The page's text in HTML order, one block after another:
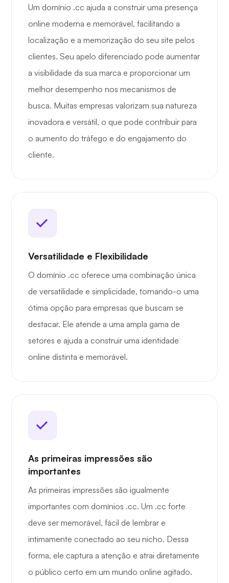
Um domínio .cc ajuda a construir uma presença
online moderna e memorável, facilitando a
localização e a memorização do seu site pelos
clientes. Seu apelo diferenciado pode aumentar
a visibilidade da sua marca e proporcionar um
melhor desempenho nos mecanismos de
busca. Muitas empresas valorizam sua natureza
inovadora e versátil, o que pode contribuir para
o aumento do tráfego e do engajamento do
cliente.
Versatilidade e Flexibilidade
O domínio .cc oferece uma combinação única
de versatilidade e simplicidade, tornando-o uma
ótima opção para empresas que buscam se
destacar. Ele atende a uma ampla gama de
setores e ajuda a construir uma identidade
online distinta e memorável.
As primeiras impressões são
importantes
As primeiras impressões são igualmente
importantes com domínios .cc. Um .cc forte
deve ser memorável, fácil de lembrar e
intimamente conectado ao seu nicho. Dessa
forma, ele captura a atenção e atrai diretamente
o público certo em um mundo online agitado.